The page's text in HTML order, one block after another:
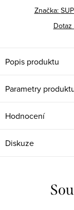
Značka:
Popis produktu
Parametry
Hodnocení
Diskuze